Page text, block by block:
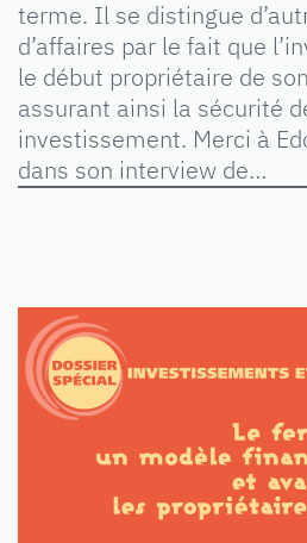
terme. Il se distingue
d’affaires par le fait que
le début propriétaire de
assurant ainsi la sécurité
investissement. Merci à
dans son interview de…